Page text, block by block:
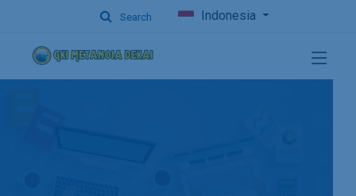
Search Indonesia